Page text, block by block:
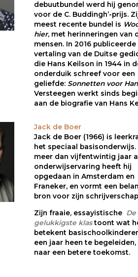
debuutbundel werd hij
voor de C. Buddingh’-prijs.
meest recente bundel is
hier, met herinneringen van
mensen. In 2016 publiceerde
vertaling van de Duitse
die Hans Keilson in 1944 in
onderduik schreef voor een
geliefde: Sonnetten voor
Versteegen werkt sinds
aan de biografie van Hans
Jack de Boer
Jack de Boer (1966) is
het speciaal basisonderwijs.
meer dan vijfentwintig jaar
onderwijservaring heeft hij
opgedaan in Amsterdam en
Franeker, en vormt een
bron voor zijn
Zijn fraaie, essayistische De
gelukkigste klastoont wat
betekent
een jaar heen te
naar een betere toekomst.